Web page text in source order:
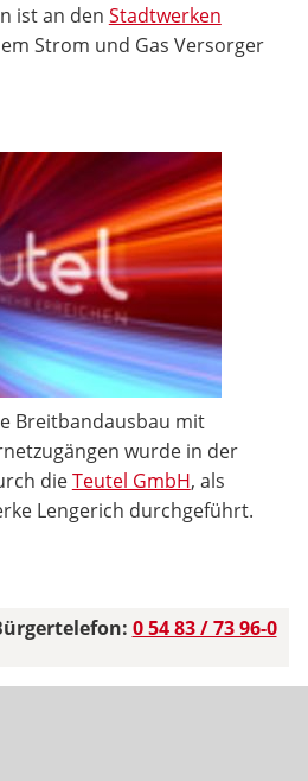
ist an den Stadtwerken
Strom und Gas Versorger
Breitbandausbau mit
wurde in der
dieTeutel GmbH, als
Lengerich durchgeführt.
0 54 83 / 73 96-0